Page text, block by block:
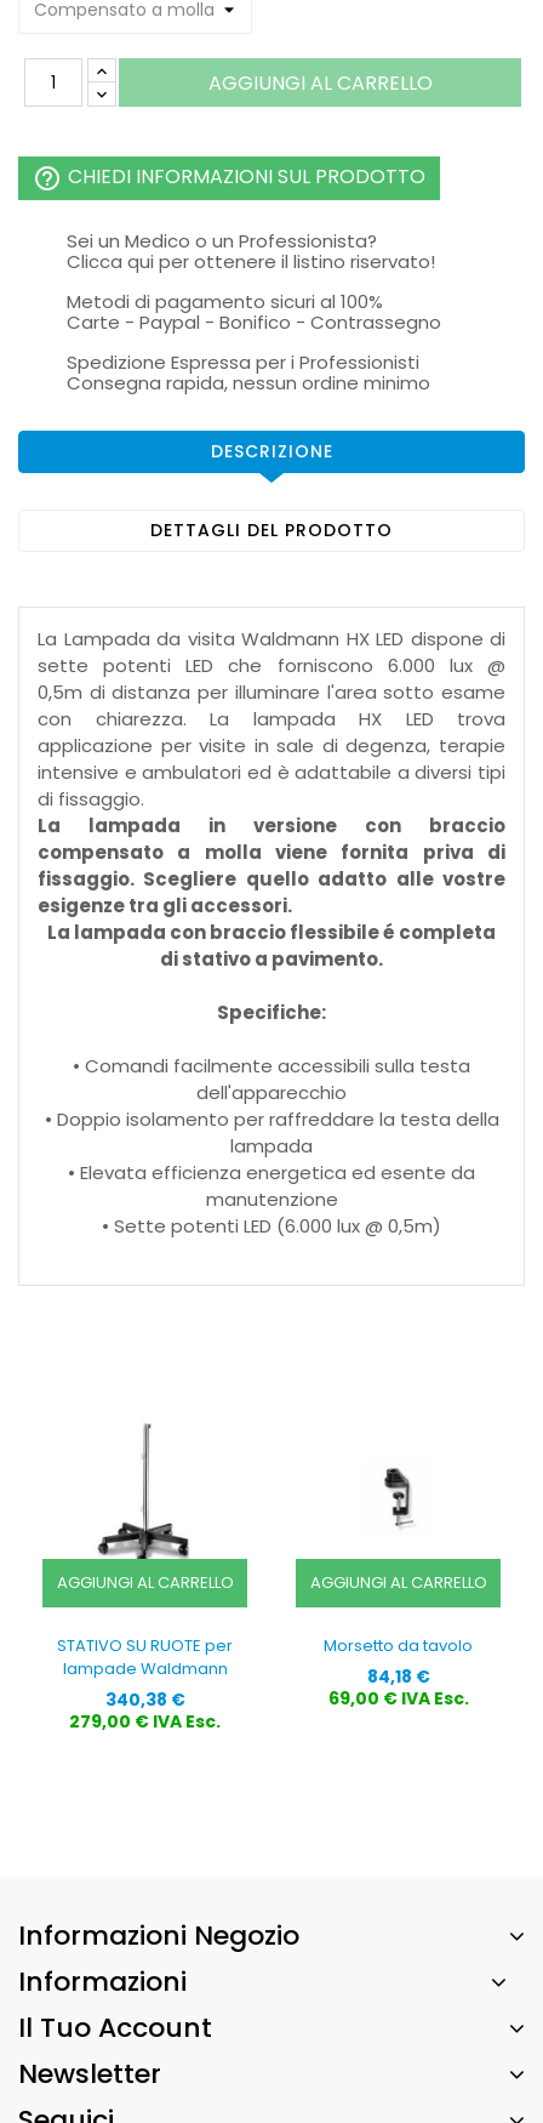
AGGIUNGI AL CARRELLO
help_outline CHIEDI INFORMAZIONI SUL PRODOTTO
Sei un Medico o un Professionista?
Clicca qui per ottenere il listino riservato!
Metodi di pagamento sicuri al 100%
Carte - Paypal - Bonifico - Contrassegno
Spedizione Espressa per i Professionisti
Consegna rapida, nessun ordine minimo
DESCRIZIONE
DETTAGLI DEL PRODOTTO
La Lampada da visita Waldmann HX LED dispone di
sette potenti LED che forniscono 6.000 lux @
0,5m di distanza per illuminare l'area sotto esame
con chiarezza. La lampada HX LED trova
applicazione per visite in sale di degenza, terapie
intensive e ambulatori ed è adattabile a diversi tipi
di fissaggio.
La lampada in versione con braccio
compensato a molla viene fornita priva di
fissaggio. Scegliere quello adatto alle vostre
esigenze tra gli accessori.
La lampada con braccio flessibile é completa
di stativo a pavimento.
Specifiche:
• Comandi facilmente accessibili sulla testa
dell'apparecchio
• Doppio isolamento per raffreddare la testa della
lampada
• Elevata efficienza energetica ed esente da
manutenzione
• Sette potenti LED (6.000 lux @ 0,5m)
AGGIUNGI AL CARRELLO
STATIVO SU RUOTE per
lampade Waldmann
Prezzo
340,38 €
279,00 € IVA Esc.
AGGIUNGI AL CARRELLO
Morsetto da tavolo
Prezzo
84,18 €
69,00 € IVA Esc.
Informazioni Negozio
Informazioni
Il Tuo Account
Newsletter